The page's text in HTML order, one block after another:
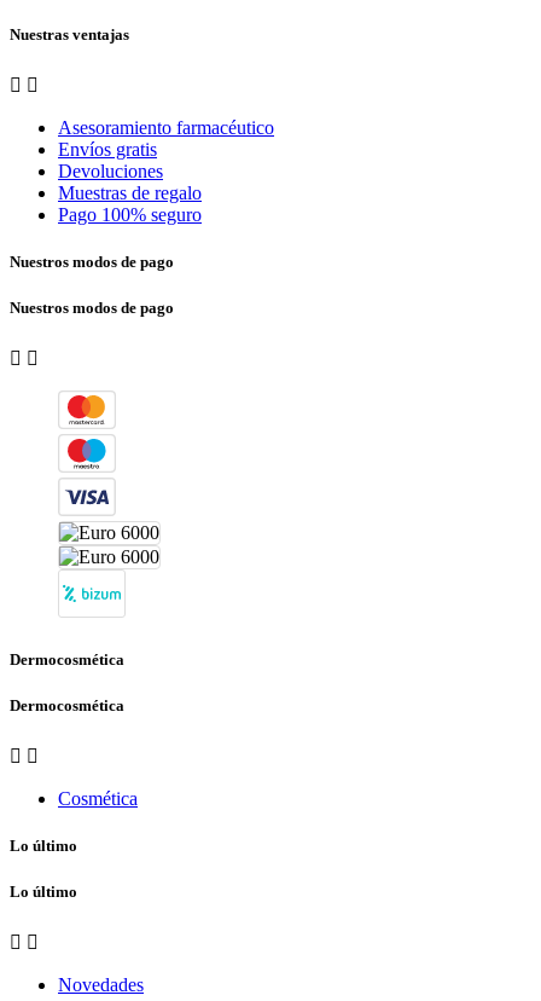
Nuestras ventajas
 
Asesoramiento farmacéutico
Envíos gratis
Devoluciones
Muestras de regalo
Pago 100% seguro
Nuestros modos de pago
Nuestros modos de pago
 
Dermocosmética
Dermocosmética
 
Cosmética
Lo último
Lo último
 
Novedades